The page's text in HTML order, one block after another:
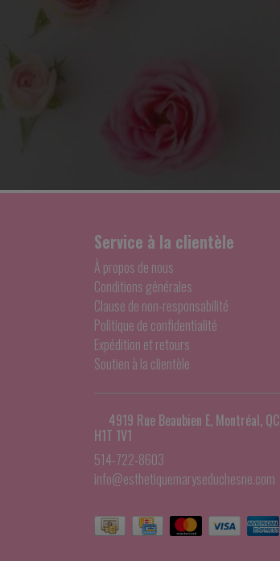
Service à la clientèle
À propos de nous
Conditions générales
Clause de non-responsabilité
Politique de confidentialité
Expédition et retours
Soutien à la clientèle
4919 Rue Beaubien E, Montréal, QC
H1T 1V1
514-722-8603
info@esthetiquemaryseduchesne.com